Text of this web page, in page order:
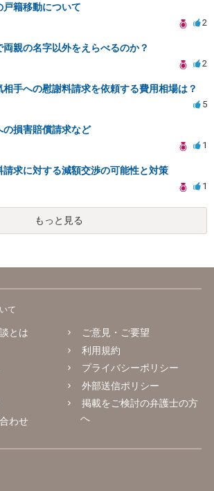
戸籍移動について
2
親の名字以外をえらべるのか？
2
相手への慰謝料請求を依頼する費用相場は？
5
の損害賠償請求など
1
請求に対する減額交渉の可能性と対策
1
もっと見る
て
とは
わせ
ご意見・ご要望
利用規約
プライバシーポリシー
外部送信ポリシー
掲載をご検討の弁護士の方
へ